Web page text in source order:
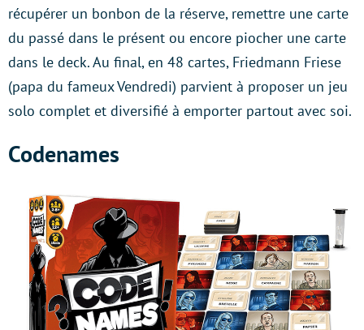
récupérer un bonbon de la réserve, remettre une carte
du passé dans le présent ou encore piocher une carte
dans le deck. Au final, en 48 cartes, Friedmann Friese
(papa du fameux Vendredi) parvient à proposer un jeu
solo complet et diversifié à emporter partout avec soi.
Codenames